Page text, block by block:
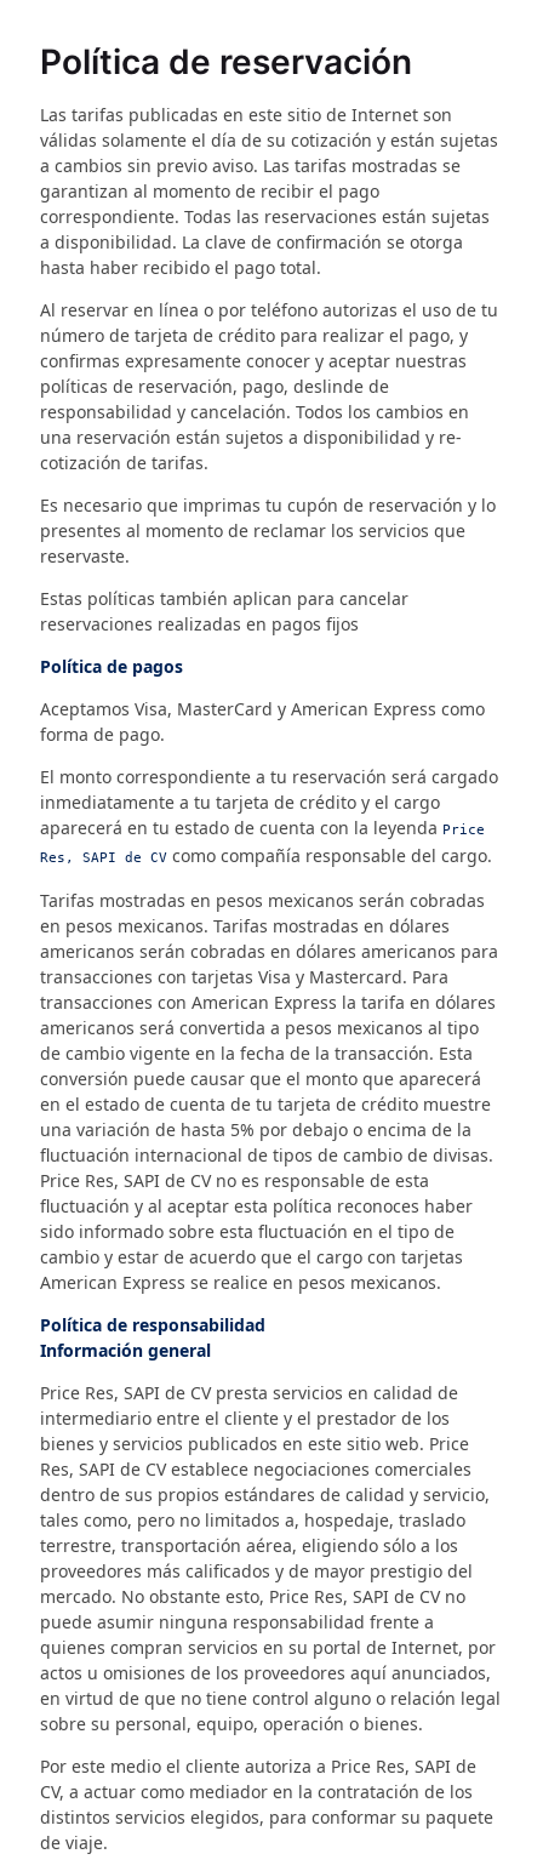
Política de reservación
Las tarifas publicadas en este sitio de Internet son
válidas solamente el día de su cotización y están sujetas
a cambios sin previo aviso. Las tarifas mostradas se
garantizan al momento de recibir el pago
correspondiente. Todas las reservaciones están sujetas
a disponibilidad. La clave de confirmación se otorga
hasta haber recibido el pago total.
Al reservar en línea o por teléfono autorizas el uso de tu
número de tarjeta de crédito para realizar el pago, y
confirmas expresamente conocer y aceptar nuestras
políticas de reservación, pago, deslinde de
responsabilidad y cancelación. Todos los cambios en
una reservación están sujetos a disponibilidad y re-
cotización de tarifas.
Es necesario que imprimas tu cupón de reservación y lo
presentes al momento de reclamar los servicios que
reservaste.
Estas políticas también aplican para cancelar
reservaciones realizadas en pagos fijos
Política de pagos
Aceptamos Visa, MasterCard y American Express como
forma de pago.
El monto correspondiente a tu reservación será cargado
inmediatamente a tu tarjeta de crédito y el cargo
aparecerá en tu estado de cuenta con la leyenda Price
Res, SAPI de CV como compañía responsable del cargo.
Tarifas mostradas en pesos mexicanos serán cobradas
en pesos mexicanos. Tarifas mostradas en dólares
americanos serán cobradas en dólares americanos para
transacciones con tarjetas Visa y Mastercard. Para
transacciones con American Express la tarifa en dólares
americanos será convertida a pesos mexicanos al tipo
de cambio vigente en la fecha de la transacción. Esta
conversión puede causar que el monto que aparecerá
en el estado de cuenta de tu tarjeta de crédito muestre
una variación de hasta 5% por debajo o encima de la
fluctuación internacional de tipos de cambio de divisas.
Price Res, SAPI de CV no es responsable de esta
fluctuación y al aceptar esta política reconoces haber
sido informado sobre esta fluctuación en el tipo de
cambio y estar de acuerdo que el cargo con tarjetas
American Express se realice en pesos mexicanos.
Política de responsabilidad
Información general
Price Res, SAPI de CV presta servicios en calidad de
intermediario entre el cliente y el prestador de los
bienes y servicios publicados en este sitio web. Price
Res, SAPI de CV establece negociaciones comerciales
dentro de sus propios estándares de calidad y servicio,
tales como, pero no limitados a, hospedaje, traslado
terrestre, transportación aérea, eligiendo sólo a los
proveedores más calificados y de mayor prestigio del
mercado. No obstante esto, Price Res, SAPI de CV no
puede asumir ninguna responsabilidad frente a
quienes compran servicios en su portal de Internet, por
actos u omisiones de los proveedores aquí anunciados,
en virtud de que no tiene control alguno o relación legal
sobre su personal, equipo, operación o bienes.
Por este medio el cliente autoriza a Price Res, SAPI de
CV, a actuar como mediador en la contratación de los
distintos servicios elegidos, para conformar su paquete
de viaje.